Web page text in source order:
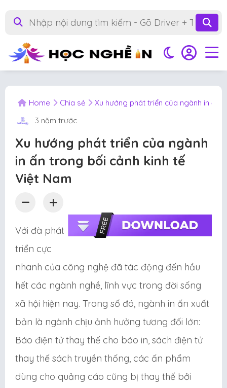
Home Chia sẻ
Xu hướng phát triển của ngành in ấn
3 năm trước
Xu hướng phát triển của ngành
in ấn trong bối cảnh kinh tế
Việt Nam
Với đà phát
triển cực
nhanh của công nghệ đã tác động đến hầu
hết các ngành nghề, lĩnh vực trong đời sống
xã hội hiện nay. Trong số đó, ngành in ấn xuất
bản là ngành chịu ảnh hưởng tương đối lớn:
Báo điện tử thay thế cho báo in, sách điện tử
thay thế sách truyền thống, các ấn phẩm
dùng cho quảng cáo cũng bị thay thế bởi